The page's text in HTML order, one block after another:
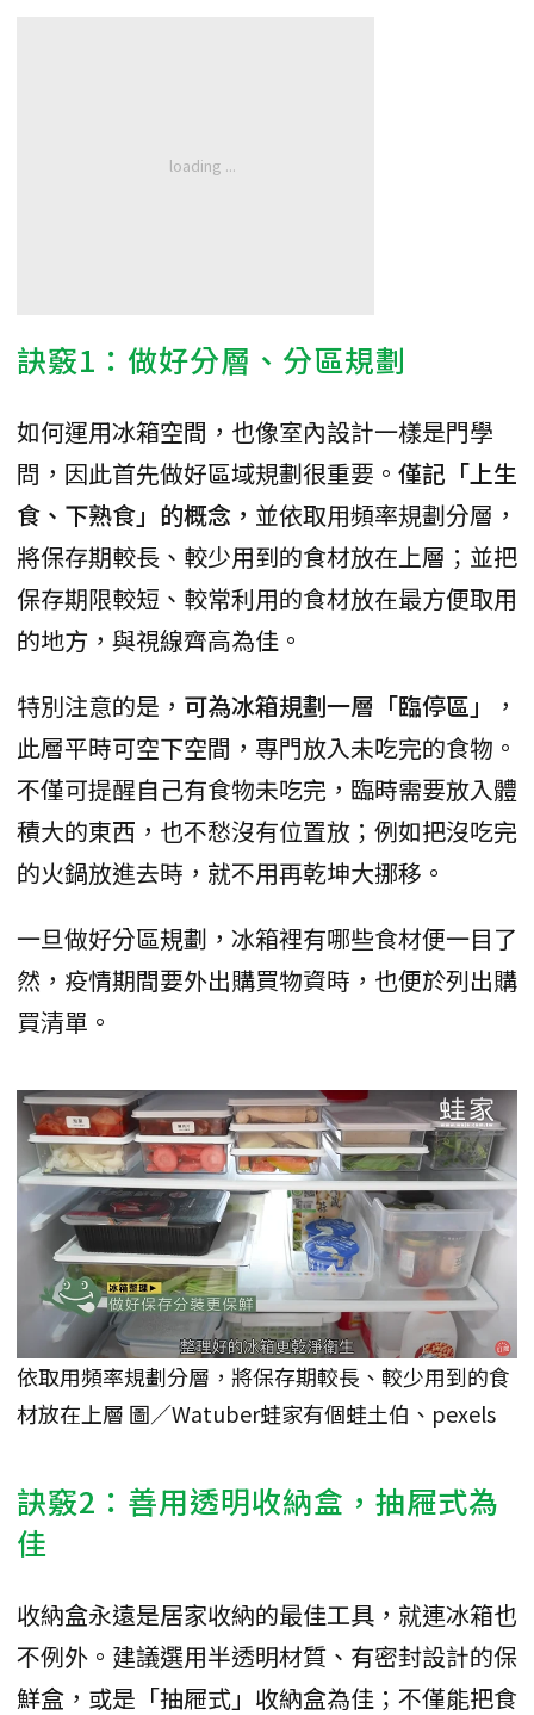
訣竅1：做好分層、分區規劃
如何運用冰箱空間，也像室內設計一樣是門學
問，因此首先做好區域規劃很重要。 僅記「上生
食、下熟食」的概念， 並依取用頻率規劃分層，
將保存期較長、較少用到的食材放在上層；並把
保存期限較短、較常利用的食材放在最方便取用
的地方，與視線齊高為佳。
特別注意的是， 可為冰箱規劃一層「臨停區」
，
此層平時可空下空間，專門放入未吃完的食物。
不僅可提醒自己有食物未吃完，臨時需要放入體
積大的東西，也不愁沒有位置放；例如把沒吃完
的火鍋放進去時，就不用再乾坤大挪移。
一旦做好分區規劃，冰箱裡有哪些食材便一目了
然，疫情期間要外出購買物資時，也便於列出購
買清單。
依取用頻率規劃分層，將保存期較長、較少用到的食
材放在上層 圖／Watuber蛙家有個蛙土伯、pexels
訣竅2：善用透明收納盒，抽屜式為
佳
收納盒永遠是居家收納的最佳工具，就連冰箱也
不例外。建議選用半透明材質、有密封設計的保
鮮盒，或是「抽屜式」收納盒為佳；不僅能把食